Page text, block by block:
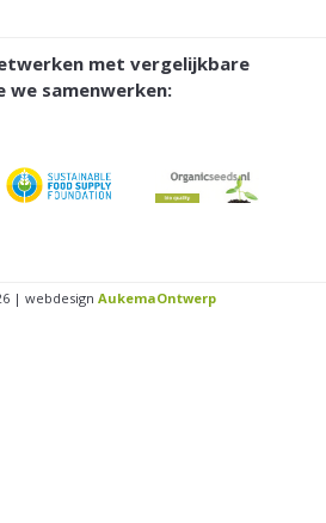
met vergelijkbare
we samenwerken:
| webdesign AukemaOntwerp